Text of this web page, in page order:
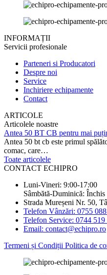
INFORMAȚII
Servicii profesionale
Parteneri si Producatori
Despre noi
Service
Inchiriere echipamente
Contact
ARTICOLE
Articolele noastre
Antea 50 BT CB pentru mai
Antea 50 bt cb este primul
comac, care…
Toate articolele
CONTACT ECHIPRO
Luni-Vineri: 9:00-17:00
Sâmbătă-Duminică: Închis
Strada Mureșeni Nr. 50,
Telefon Vânzări: 0755
Telefon Service: 0744 519
Email: contact@echipro.ro
Termeni și Condiții Politica de